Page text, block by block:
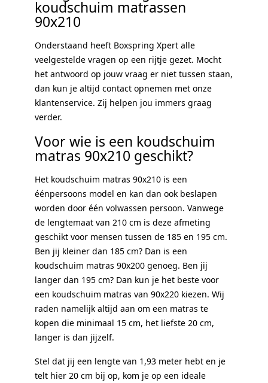
koudschuim matrassen
90x210
Onderstaand heeft Boxspring Xpert alle
veelgestelde vragen op een rijtje gezet. Mocht
het antwoord op jouw vraag er niet tussen staan,
dan kun je altijd contact opnemen met onze
klantenservice. Zij helpen jou immers graag
verder.
Voor wie is een koudschuim
matras 90x210 geschikt?
Het koudschuim matras 90x210 is een
éénpersoons model en kan dan ook beslapen
worden door één volwassen persoon. Vanwege
de lengtemaat van 210 cm is deze afmeting
geschikt voor mensen tussen de 185 en 195 cm.
Ben jij kleiner dan 185 cm? Dan is een
koudschuim matras 90x200 genoeg. Ben jij
langer dan 195 cm? Dan kun je het beste voor
een koudschuim matras van 90x220 kiezen. Wij
raden namelijk altijd aan om een matras te
kopen die minimaal 15 cm, het liefste 20 cm,
langer is dan jijzelf.
Stel dat jij een lengte van 1,93 meter hebt en je
telt hier 20 cm bij op, kom je op een ideale